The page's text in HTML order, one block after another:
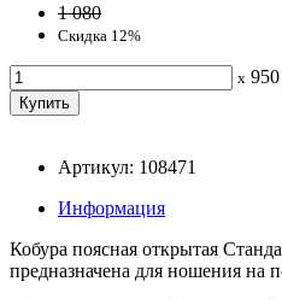
1 080
Скидка 12%
x 950
Артикул: 108471
Информация
Кобура поясная открытая
предназначена для ношения на